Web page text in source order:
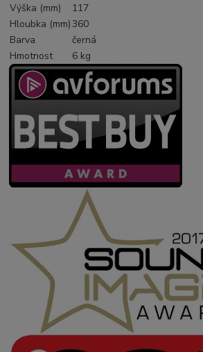
Výška (mm)
117
Hloubka (mm)360
Barva
černá
Hmotnost
6 kg